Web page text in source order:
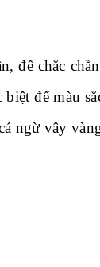
để chắc
để màu
ngừ vây